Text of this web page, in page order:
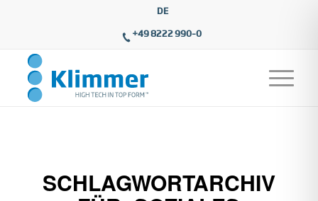
DE
+49 8222 990–0
SCHLAGWORTARCHIV